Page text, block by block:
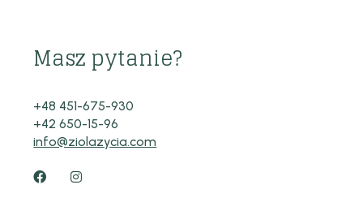
Masz pytanie?
+48 451-675-930
+42 650-15-96
info@ziolazycia.com